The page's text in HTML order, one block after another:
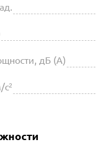
дБ (А)